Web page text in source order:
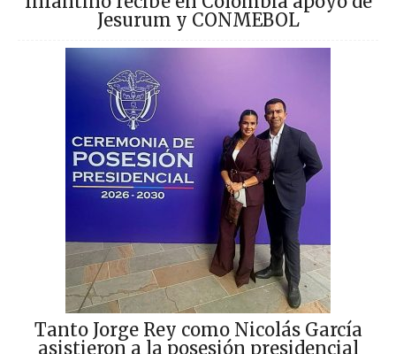
Jesurum y CONMEBOL
Tanto Jorge Rey como Nicolás García
asistieron a la posesión presidencial